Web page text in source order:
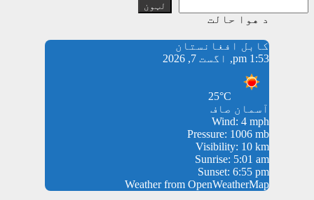
لټون
د هوا حالت
کابل افغانستان
1:53 pm, اگست 7, 2026
25°C
آسمان صاف
Wind: 4 mph
Pressure: 1006 mb
Visibility: 10 km
Sunrise: 5:01 am
Sunset: 6:55 pm
Weather from OpenWeatherMap